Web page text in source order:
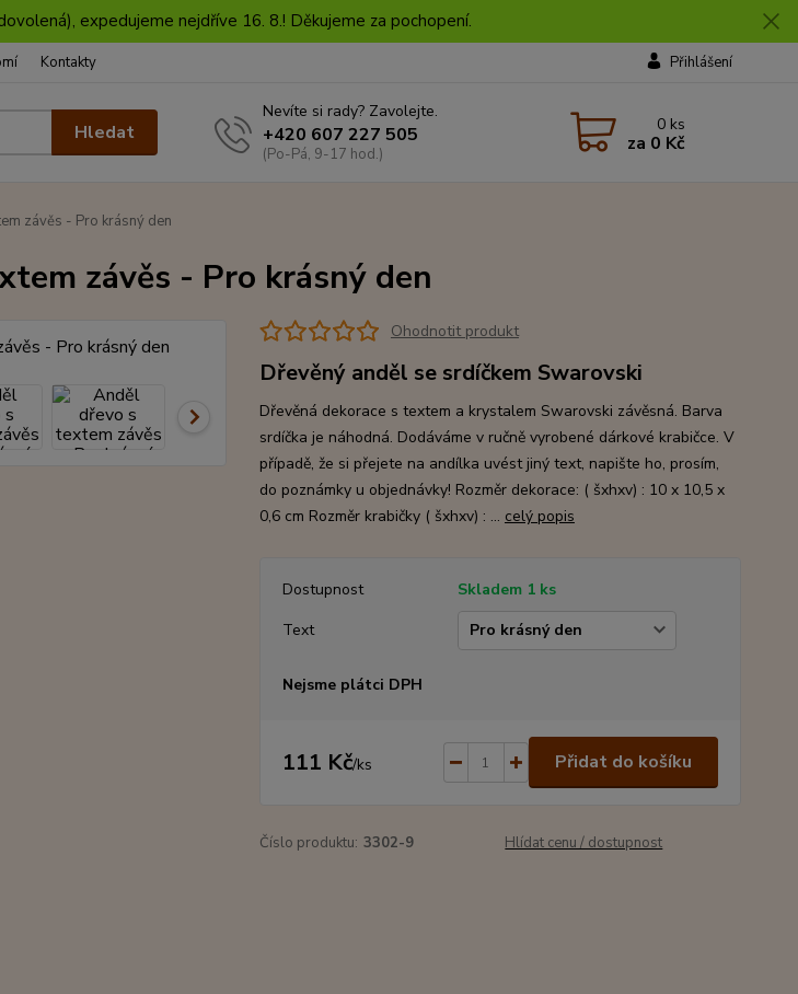
expedujeme nejdříve 16. 8.! Děkujeme za pochopení.
Kontakty Přihlášení
Hledat
Nevíte si rady? Zavolejte.
+420 607 227 505
(Po-Pá, 9-17 hod.)
0 ks
za 0 Kč
závěs - Pro krásný den
závěs - Pro krásný den
Ohodnotit produkt
Dřevěný anděl se srdíčkem Swarovski
Dřevěná dekorace s textem a krystalem Swarovski závěsná. Barva
srdíčka je náhodná. Dodáváme v ručně vyrobené dárkové krabičce. V
případě, že si přejete na andílka uvést jiný text, napište ho, prosím,
do poznámky u objednávky! Rozměr dekorace: ( šxhxv) : 10 x 10,5 x
0,6 cm Rozměr krabičky ( šxhxv) : ... celý popis
Dostupnost
Skladem 1 ks
Text
Nejsme plátci DPH
111 Kč/ks Přidat do košíku
Číslo produktu: 3302-9 Hlídat cenu / dostupnost